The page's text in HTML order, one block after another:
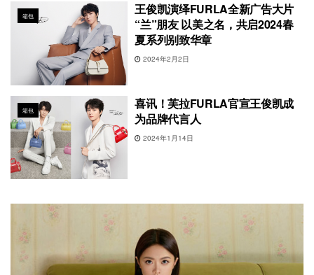
箱包
王俊凯演绎FURLA全新广告大片
“兰”朋友 以美之名，共启2024春
夏系列别致华章
2024年2月2日
箱包
喜讯！芙拉FURLA官宣王俊凯成
为品牌代言人
2024年1月14日